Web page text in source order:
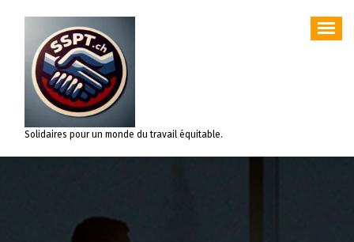
contenu
Solidaires pour un monde du travail équitable.